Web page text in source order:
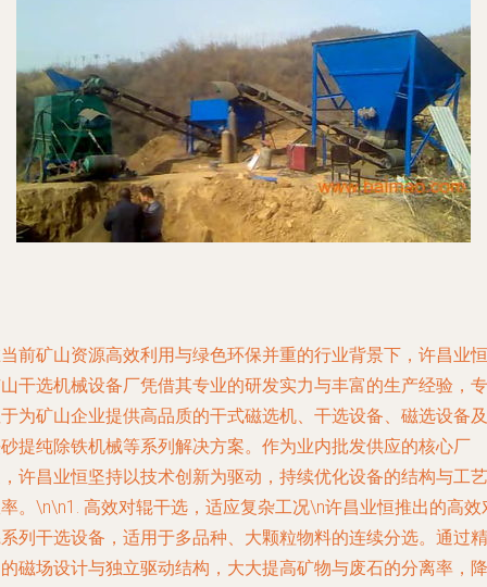
前矿山资源高效利用与绿色环保并重的行业背景下，许昌业恒
干选机械设备厂凭借其专业的研发实力与丰富的生产经验，专
为矿山企业提供高品质的干式磁选机、干选设备、磁选设备及
提纯除铁机械等系列解决方案。作为业内批发供应的核心厂
许昌业恒坚持以技术创新为驱动，持续优化设备的结构与工艺
。\n\n1. 高效对辊干选，适应复杂工况\n许昌业恒推出的高效
列干选设备，适用于多品种、大颗粒物料的连续分选。通过精
磁场设计与独立驱动结构，大大提高矿物与废石的分离率，降